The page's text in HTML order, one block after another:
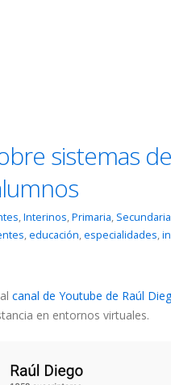
sistemas
,Interinos,Primaria, Secundaria
,educación,especialidades,
canal de Youtube de Raúl
en entornos virtuales.